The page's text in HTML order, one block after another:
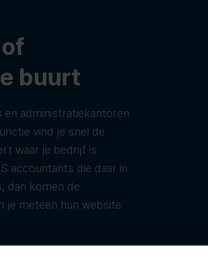
of
buurt
en administratiekantoren
vind je snel de
waar je bedrijf is
accountants die daar in
dan komen de
je meteen hun website